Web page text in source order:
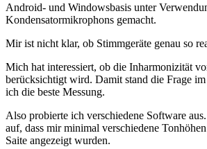
Android- und Windowsbasis unter
Kondensatormikrophons gemacht.
Mir ist nicht klar, ob Stimmgeräte genau so
Mich hat interessiert, ob die Inharmonizität
berücksichtigt wird. Damit stand die Frage
ich die beste Messung.
Also probierte ich verschiedene Software
auf, dass mir minimal verschiedene
Saite angezeigt wurden.